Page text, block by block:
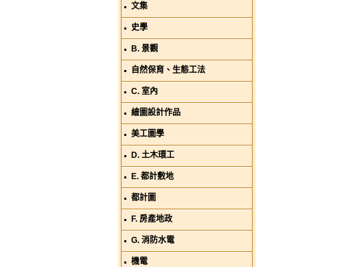
文集
史學
B. 景觀
自然保育、生態工法
C. 室內
繪圖設計作品
美工圖學
D. 土木環工
E. 都計敷地
都計圖
F. 房產地政
G. 消防水電
機電